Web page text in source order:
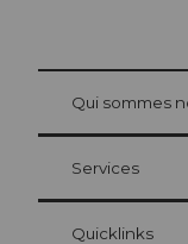
Carte d’hôte
Vos avantages en
at Bre
Qui sommes
Services
Quicklinks